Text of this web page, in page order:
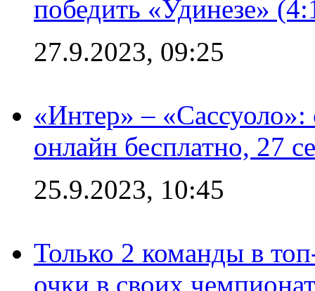
победить «Удинезе»
27.9.2023, 09:25
«Интер» –
онлайн бесплатно, 27
25.9.2023, 10:45
Только 2 команды в
очки в своих